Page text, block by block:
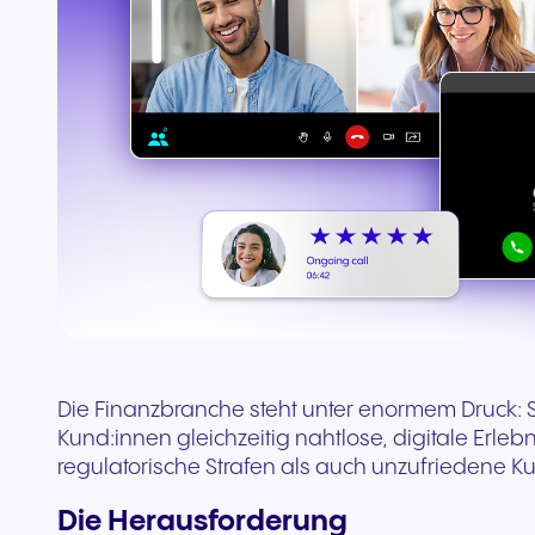
Teams & CRMs verbinden
Die Finanzbranche steht unter enormem
Kund:innen gleichzeitig nahtlose, digitale
regulatorische Strafen als auch unzufriedene
Die Herausforderung